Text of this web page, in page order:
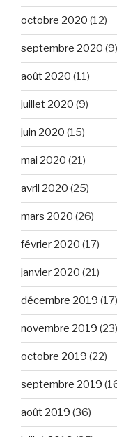
octobre 2020 (12)
septembre 2020 (9)
août 2020 (11)
juillet 2020 (9)
juin 2020 (15)
mai 2020 (21)
avril 2020 (25)
mars 2020 (26)
février 2020 (17)
janvier 2020 (21)
décembre 2019 (17)
novembre 2019 (23)
octobre 2019 (22)
septembre 2019
août 2019 (36)